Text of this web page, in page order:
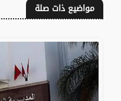
مواضيع ذات صلة